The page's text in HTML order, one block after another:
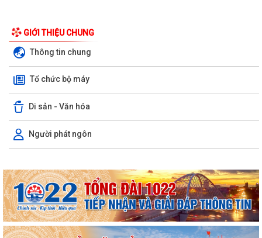
GIỚI THIỆU CHUNG
Thông tin chung
Tổ chức bộ máy
Di sản - Văn hóa
Người phát ngôn
XÃ AN LÃO TỔ CHỨC TẬP HUẤN TÍCH HỢP NỀN TẢNG MISA iGOV VÀ
ỨNG DỤNG TRÍ TUỆ NHÂN TẠO MISA ONE AI
HẢI PHÒNG QUYẾT TÂM THỰC HIỆN MỤC TIÊU TĂNG TRƯỞNG GRDP
TỪ 13% TRỞ LÊN
XÃ AN LÃO TỔ CHỨC HỘI NGHỊ ĐỐI THOẠI GIỮA NGƯỜI ĐỨNG ĐẦU
CẤP ỦY, CHÍNH QUYỀN VỚI NHÂN DÂN NĂM 2026.